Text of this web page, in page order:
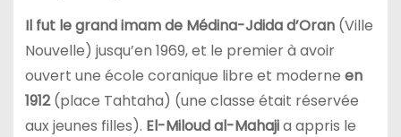
Il fut le grand imam de Médina-Jdida d’Oran(Ville
Nouvelle) jusqu’en 1969, et le premier à avoir
ouvert une école coranique libre et moderne en
1912(place Tahtaha) (une classe était réservée
aux jeunes filles). El-Miloud al-Mahajia appris le